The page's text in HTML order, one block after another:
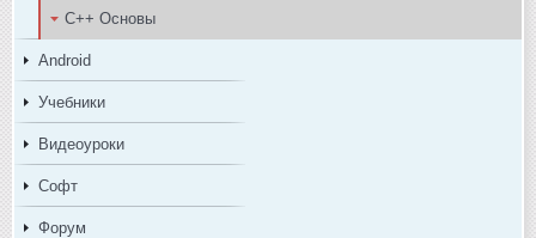
C++ Основы
Android
Учебники
Видеоуроки
Софт
Форум